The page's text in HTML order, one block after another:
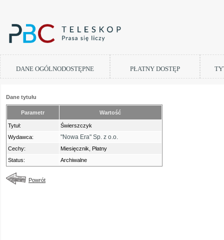
DANE OGÓLNODOSTĘPNE PŁATNY DOSTĘP
Dane tytułu
Parametr Wartość
Tytuł:
Świerszczyk
Wydawca:
"Nowa Era" Sp. z o.o.
Cechy:
Miesięcznik, Płatny
Status:
Archiwalne
Powrót